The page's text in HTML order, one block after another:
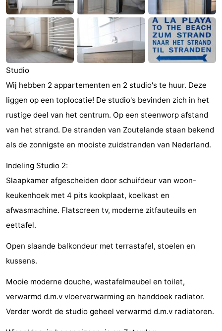
Zandput
Duinzicht
-
Joossesweg
-
Kustlicht
-
Meerpaal
-
Strandcamping
Valkenisse
-
Zee,
Bos
en
Duin
Hotels
Lastminutes
Beach
See
&
-
Galleries
-
Monuments
-
Studio
Wij hebben 2 appartementen en 2 studio's te huur. Deze
liggen op een toplocatie! De studio's bevinden zich in het
rustige deel van het centrum. Op een steenworp afstand
van het strand. De stranden van Zoutelande staan bekend
als de zonnigste en mooiste zuidstranden van Nederland.
Indeling Studio 2:
Slaapkamer afgescheiden door schuifdeur van woon-
keukenhoek met 4 pits kookplaat, koelkast en
afwasmachine. Flatscreen tv, moderne zitfauteuils en
eettafel.
Open slaande balkondeur met terrastafel, stoelen en
kussens.
Mooie moderne douche, wastafelmeubel en toilet,
verwarmd d.m.v vloerverwarming en handdoek radiator.
Verder wordt de studio geheel verwarmd d.m.v radiatoren.